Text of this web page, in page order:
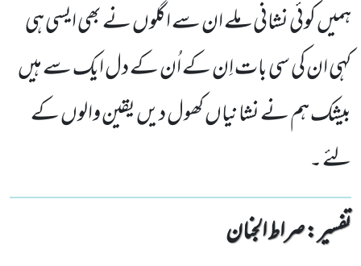
ہمیں کوئی نشانی ملے ان سے اگلوں نے بھی ایسی ہی
کہی ان کی سی بات اِن کے اُن کے دل ایک سے ہیں
بیشک ہم نے نشانیاں کھول دیں یقین والوں کے
لئے ۔
تفسیر : ‎صراط الجنان